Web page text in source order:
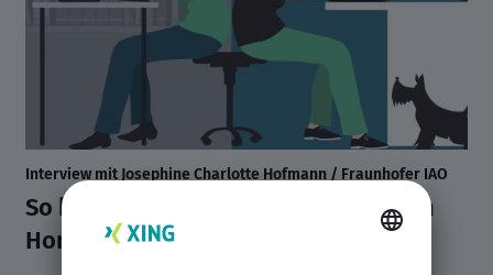
Interview mit Josephine Charlotte Hofmann / Fraunhofer IAO
So kombiniert man sinnvoll Arbeit im
Homeoffice und Büro